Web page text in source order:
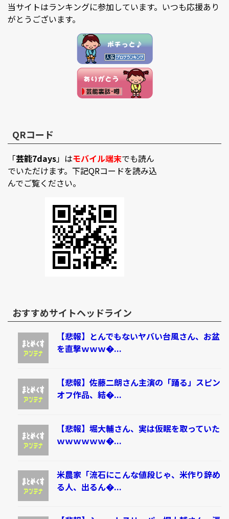
当サイトはランキングに参加しています。いつも応援あり
がとうございます。
QRコード
「芸能7days」はモバイル端末でも読ん
でいただけます。下記QRコードを読み込
んでご覧ください。
おすすめサイトヘッドライン
【悲報】とんでもないヤバい台風さん、お盆
を直撃ｗｗｗ�...
【悲報】佐藤二朗さん主演の「踊る」スピン
オフ作品、結�...
【悲報】堀大輔さん、実は仮眠を取っていた
ｗｗｗｗｗｗ�...
米農家「流石にこんな値段じゃ、米作り辞め
る人、出るん�...